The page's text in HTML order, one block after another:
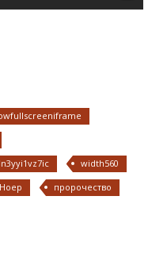
width560
Ноер
пророчество